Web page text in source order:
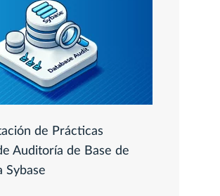
de Prácticas
Auditoría de Base de
Sybase